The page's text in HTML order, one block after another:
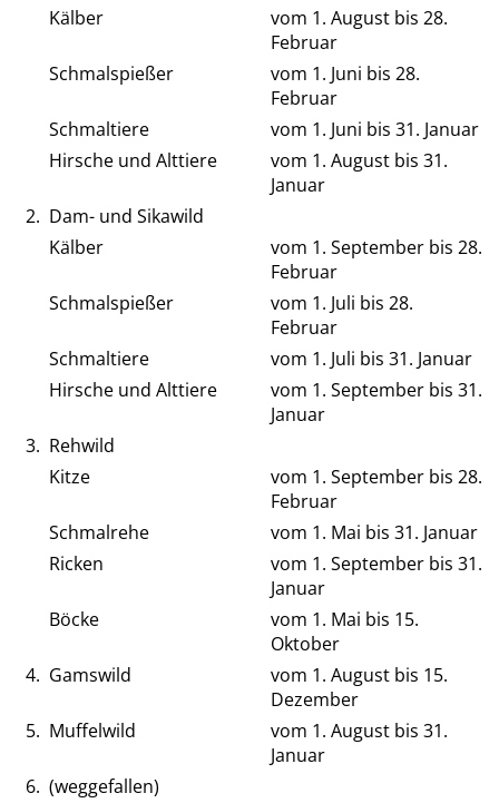
Kälber
vom 1. August bis 28.
Februar
Schmalspießer
vom 1. Juni bis 28.
Februar
Schmaltiere
vom 1. Juni bis 31. Januar
Hirsche und Alttiere
vom 1. August bis 31.
Januar
2. Dam- und Sikawild
Kälber
vom 1. September bis 28.
Februar
Schmalspießer
vom 1. Juli bis 28.
Februar
Schmaltiere
vom 1. Juli bis 31. Januar
Hirsche und Alttiere
vom 1. September bis 31.
Januar
3. Rehwild
Kitze
vom 1. September bis 28.
Februar
Schmalrehe
vom 1. Mai bis 31. Januar
Ricken
vom 1. September bis 31.
Januar
Böcke
vom 1. Mai bis 15.
Oktober
4. Gamswild
vom 1. August bis 15.
Dezember
5. Muffelwild
vom 1. August bis 31.
Januar
6. (weggefallen)